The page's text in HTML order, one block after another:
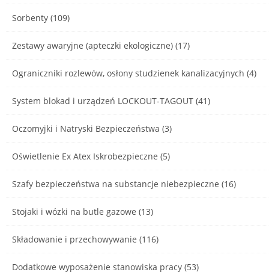
Sorbenty (109)
Zestawy awaryjne (apteczki ekologiczne) (17)
Ograniczniki rozlewów, osłony studzienek kanalizacyjnych (4)
System blokad i urządzeń LOCKOUT-TAGOUT (41)
Oczomyjki i Natryski Bezpieczeństwa (3)
Oświetlenie Ex Atex Iskrobezpieczne (5)
Szafy bezpieczeństwa na substancje niebezpieczne (16)
Stojaki i wózki na butle gazowe (13)
Składowanie i przechowywanie (116)
Dodatkowe wyposażenie stanowiska pracy (53)